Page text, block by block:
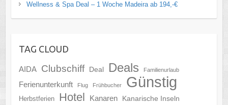
Wellness & Spa Deal – 1 Woche Madeira ab 194,-€
TAG CLOUD
AIDA Clubschiff Deal Deals Familienurlaub
Ferienunterkunft Flug Frühbucher Günstig
Herbstferien Hotel Kanaren Kanarische Inseln